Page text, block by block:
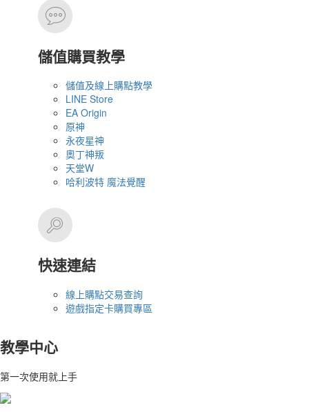
儲值購買教學
儲值及線上購點教學
LINE Store
EA Origin
原神
永夜星神
奧丁神叛
天堂W
哈利波特 魔法覺醒
快速連結
線上購點交易查詢
遊戲指定卡購買專區
教學中心
第一次使用就上手